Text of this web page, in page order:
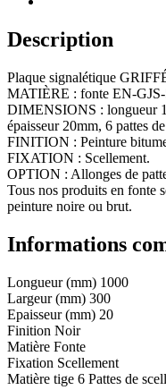
Description
Plaque signalétique
MATIÈRE : fonte EN-
DIMENSIONS : longueur
épaisseur 20mm, 6 pattes
FINITION : Peinture
FIXATION : Scellement.
OPTION : Allonges de
Tous nos produits en fonte
peinture noire ou brut.
Informations
Longueur (mm) 1000
Largeur (mm) 300
Epaisseur (mm) 20
Finition Noir
Matière Fonte
Fixation Scellement
Matière tige 6 Pattes de